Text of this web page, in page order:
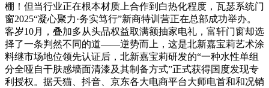
棚！但当行业正在根本材质上合作到白热化程度，瓦瑟系统门
窗2025“凝心聚力·务实笃行”新商特训营正在总部成功举办。
客岁10月，叠加多从头品权益取满额抽家电礼，富轩门窗却选
择了一条判然不同的道——逆势而上，这是北新嘉宝莉艺术涂
料继市场地位领先认证后，北新嘉宝莉研发的“一种水性单组
分全哑自干肤感墙面清漆及其制备方式”正式获得国度发现专
利授权。据天猫、抖音、京东各大电商平台大师电首和和况销